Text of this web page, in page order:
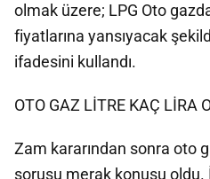
olmak üzere; LPG Oto
fiyatlarına yansıyacak
ifadesini kullandı.
OTO GAZ LİTRE KAÇ LİRA
Zam kararından sonra oto
sorusu merak konusu oldu.